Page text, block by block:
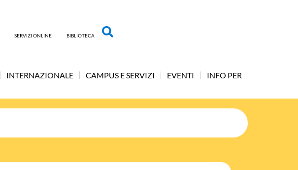
SERVIZI ONLINE BIBLIOTECA
INTERNAZIONALE CAMPUS E SERVIZI EVENTI INFO PER